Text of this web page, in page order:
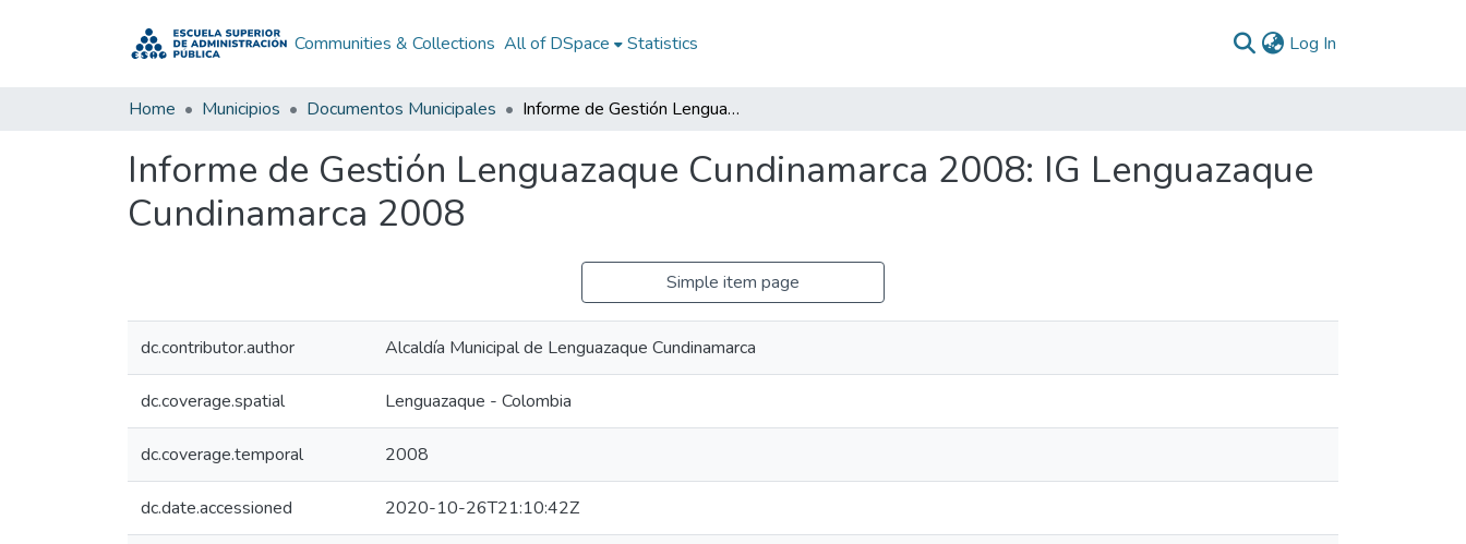
Communities & Collections All of DSpace Statistics Log In
Home Municipios Documentos Municipales Informe de Gestión Lenguazaque Cundinamarca 2008: IG Lenguazaque Cundinamarca 2008
Informe de Gestión Lenguazaque Cundinamarca 2008: IG Lenguazaque
Cundinamarca 2008
Simple item page
dc.contributor.author Alcaldía Municipal de Lenguazaque Cundinamarca
dc.coverage.spatial Lenguazaque - Colombia
dc.coverage.temporal 2008
dc.date.accessioned 2020-10-26T21:10:42Z